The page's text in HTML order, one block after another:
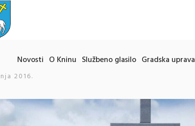
Novosti O Kninu Službeno glasilo Gradska uprava
2016.